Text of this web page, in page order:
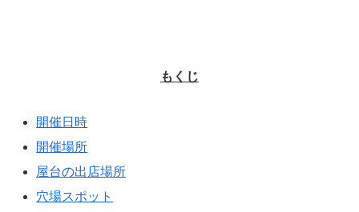
もくじ
開催日時
開催場所
屋台の出店場所
穴場スポット